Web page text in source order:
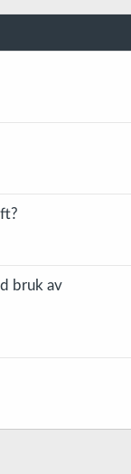
bruk av